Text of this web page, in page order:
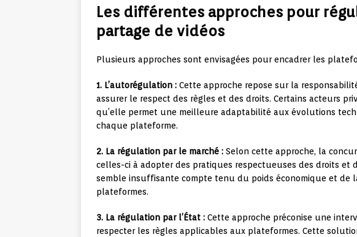
Les différentes approches pour
partage de vidéos
Plusieurs approches sont envisagées pour encadrer les
1. L’autorégulation : Cette approche repose sur la
assurer le respect des règles et des droits. Certains acteurs
qu’elle permet une meilleure adaptabilité aux évolutions
chaque plateforme.
2. La régulation par le marché : Selon cette approche, la
celles-ci à adopter des pratiques respectueuses des droits et
semble insuffisante compte tenu du poids économique et de
plateformes.
3. La régulation par l’État : Cette approche préconise une
respecter les règles applicables aux plateformes. Cette